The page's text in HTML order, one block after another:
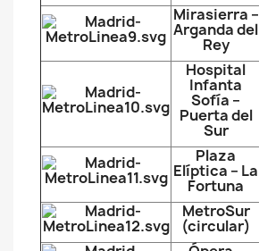
Mirasierra –
Arganda del
Rey
Hospital
Infanta
Sofía –
Puerta del
Sur
Plaza
Elíptica – La
Fortuna
MetroSur
(circular)